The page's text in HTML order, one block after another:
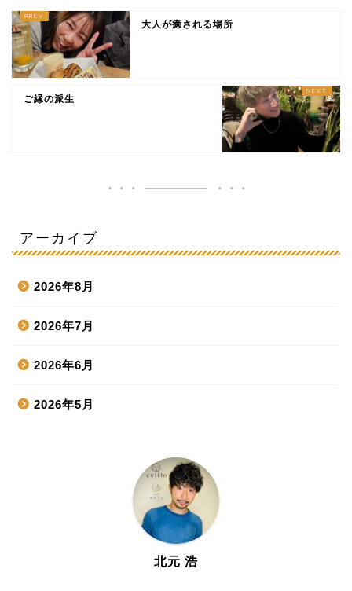
大人が癒される場所
ご縁の派生
アーカイブ
2026年8月
2026年7月
2026年6月
2026年5月
北元 浩